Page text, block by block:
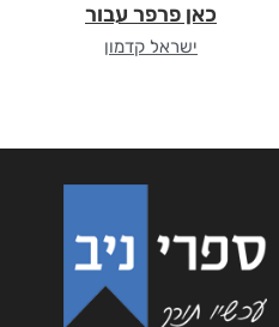
כאן פרפר עבור
ישראל קדמון